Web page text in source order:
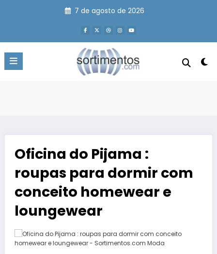
7 de agosto de 2026
Oficina do Pijama :
roupas para dormir com
conceito homewear e
loungewear